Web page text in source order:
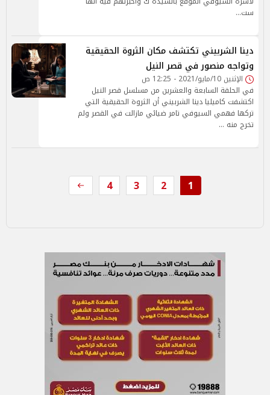
ست…
دينا الشربيني تكتشف مكان الثروة الحقيقية
وتواجه منصور في قصر النيل
الإثنين 10/مايو/2021 - 12:25 ص
في الحلقة السابعة والعشرين من مسلسل قصر النيل
اكتشفت كاميليا دينا الشربيني أن الثروة الحقيقية التي
تركها فهمي السيوفي تامر ضيائي مازالت في القصر ولم
تخرج منه …
1
2
3
4